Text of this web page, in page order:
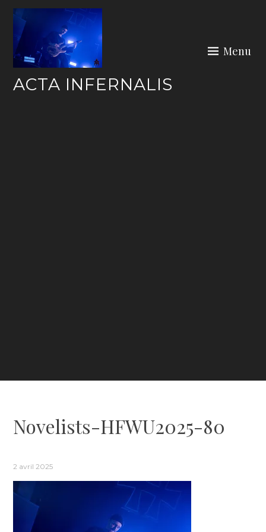
Skip
content
ACTA INFERNALIS
Menu
Novelists-HFWU2025-80
2 avril 2025